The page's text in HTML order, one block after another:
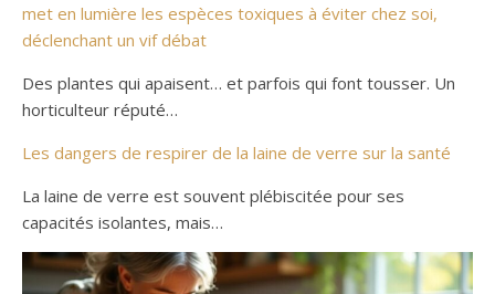
met en lumière les espèces toxiques à éviter chez soi,
déclenchant un vif débat
Des plantes qui apaisent… et parfois qui font tousser. Un
horticulteur réputé…
Les dangers de respirer de la laine de verre sur la santé
La laine de verre est souvent plébiscitée pour ses
capacités isolantes, mais…